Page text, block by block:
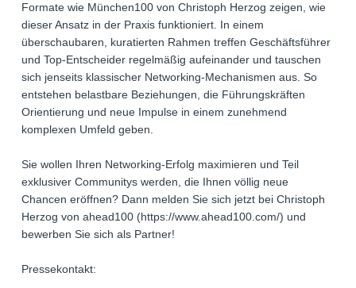
Formate wie München100 von Christoph Herzog zeigen, wie
dieser Ansatz in der Praxis funktioniert. In einem
überschaubaren, kuratierten Rahmen treffen Geschäftsführer
und Top-Entscheider regelmäßig aufeinander und tauschen
sich jenseits klassischer Networking-Mechanismen aus. So
entstehen belastbare Beziehungen, die Führungskräften
Orientierung und neue Impulse in einem zunehmend
komplexen Umfeld geben.
Sie wollen Ihren Networking-Erfolg maximieren und Teil
exklusiver Communitys werden, die Ihnen völlig neue
Chancen eröffnen? Dann melden Sie sich jetzt bei Christoph
Herzog von ahead100 (https://www.ahead100.com/) und
bewerben Sie sich als Partner!
Pressekontakt: